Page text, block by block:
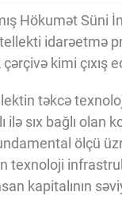
Hökumət Süni
idarəetmə
kimi çıxış
təkcə
sıx bağlı olan
ölçü
texnoloji
kapitalının